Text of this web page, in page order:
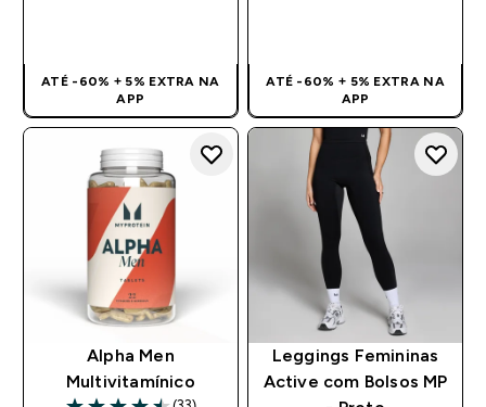
ATÉ -60% + 5% EXTRA NA
APP
ATÉ -60% + 5% EXTRA NA
APP
Alpha Men
Multivitamínico
Leggings Femininas
Active com Bolsos MP